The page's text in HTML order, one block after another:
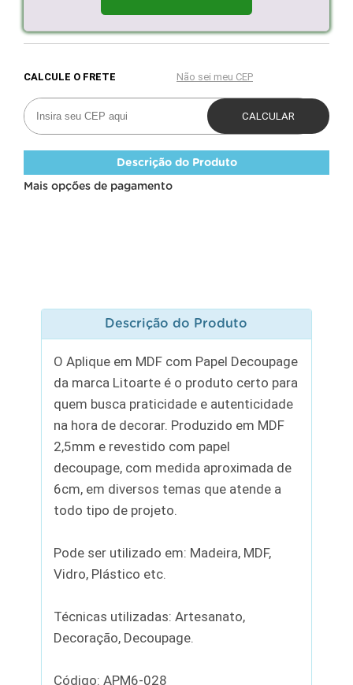
Descrição do Produto
Mais opções de pagamento
Descrição do Produto
O Aplique em MDF com Papel Decoupage
da marca Litoarte é o produto certo para
quem busca praticidade e autenticidade
na hora de decorar. Produzido em MDF
2,5mm e revestido com papel
decoupage, com medida aproximada de
6cm, em diversos temas que atende a
todo tipo de projeto.
Pode ser utilizado em: Madeira, MDF,
Vidro, Plástico etc.
Técnicas utilizadas: Artesanato,
Decoração, Decoupage.
Código: APM6-028